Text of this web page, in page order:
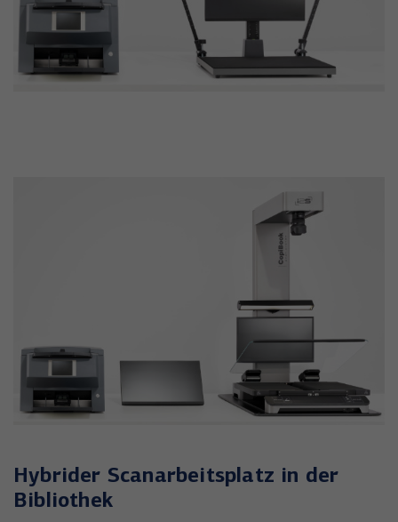
Hybrider Scanarbeitsplatz in der
Bibliothek